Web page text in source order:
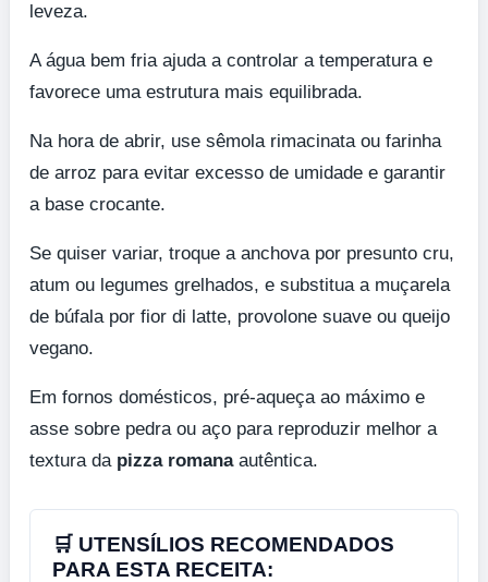
leveza.
A água bem fria ajuda a controlar a temperatura e
favorece uma estrutura mais equilibrada.
Na hora de abrir, use sêmola rimacinata ou farinha
de arroz para evitar excesso de umidade e garantir
a base crocante.
Se quiser variar, troque a anchova por presunto cru,
atum ou legumes grelhados, e substitua a muçarela
de búfala por fior di latte, provolone suave ou queijo
vegano.
Em fornos domésticos, pré-aqueça ao máximo e
asse sobre pedra ou aço para reproduzir melhor a
textura da pizza romanaautêntica.
🛒 UTENSÍLIOS RECOMENDADOS
PARA ESTA RECEITA: